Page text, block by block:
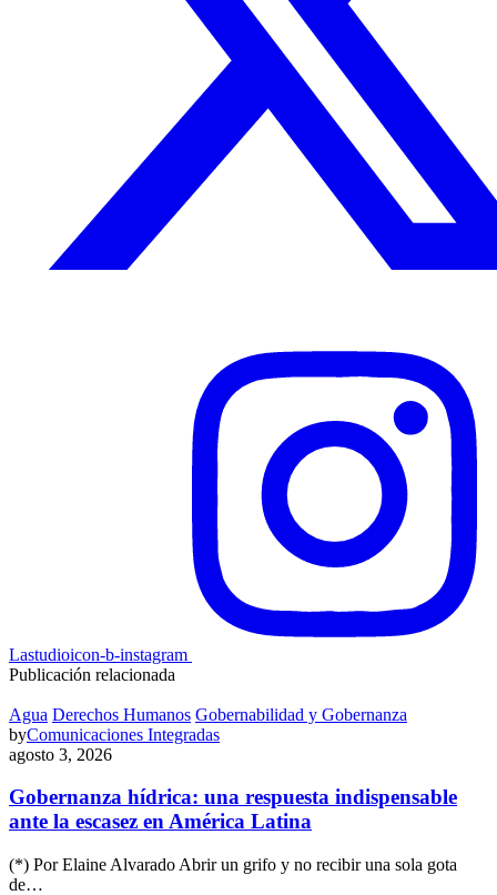
Lastudioicon-b-instagram
Publicación relacionada
Agua Derechos Humanos Gobernabilidad y Gobernanza
byComunicaciones Integradas
agosto 3, 2026
Gobernanza hídrica: una respuesta indispensable
ante la escasez en América Latina
(*) Por Elaine Alvarado Abrir un grifo y no recibir una sola gota
de…